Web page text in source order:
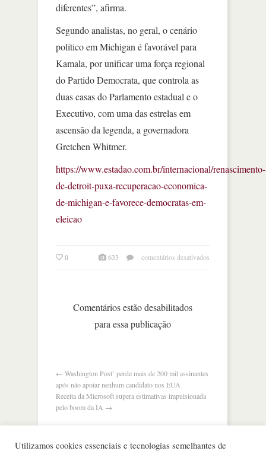
diferentes”, afirma.
Segundo analistas, no geral, o cenário
político em Michigan é favorável para
Kamala, por unificar uma força regional
do Partido Democrata, que controla as
duas casas do Parlamento estadual e o
Executivo, com uma das estrelas em
ascensão da legenda, a governadora
Gretchen Whitmer.
https://www.estadao.com.br/internacional/renascimento-
de-detroit-puxa-recuperacao-economica-
de-michigan-e-favorece-democratas-em-
eleicao
0 633 comentários desativados
Comentários estão desabilitados
para essa publicação
← Washington Post’ perde mais de 200 mil assinantes
após não apoiar nenhum candidato nos EUA
Receita da Microsoft supera estimativas impulsionada
pelo boom da IA →
Utilizamos cookies essenciais e tecnologias semelhantes de